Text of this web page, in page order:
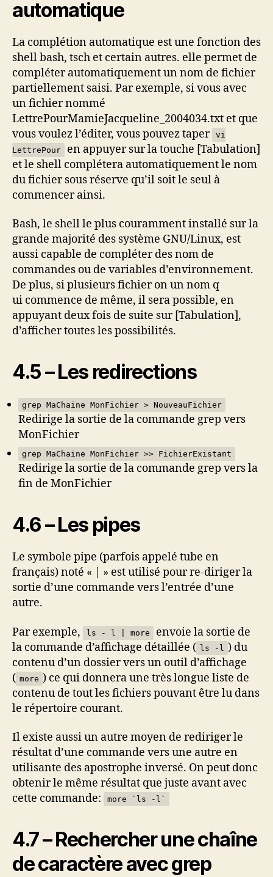
automatique
La complétion automatique est une fonction des
shell bash, tsch et certain autres. elle permet de
compléter automatiquement un nom de fichier
partiellement saisi. Par exemple, si vous avec
un fichier nommé
LettrePourMamieJacqueline_2004034.txt et que
vous voulez l’éditer, vous pouvez taper vi
LettrePour
en appuyer sur la touche [Tabulation]
et le shell complétera automatiquement le nom
du fichier sous réserve qu’il soit le seul à
commencer ainsi.
Bash, le shell le plus couramment installé sur la
grande majorité des système GNU/Linux, est
aussi capable de compléter des nom de
commandes ou de variables d’environnement.
De plus, si plusieurs fichier on un nom q
ui commence de même, il sera possible, en
appuyant deux fois de suite sur [Tabulation],
d’afficher toutes les possibilités.
4.5 – Les redirections
grep MaChaine MonFichier > NouveauFichier
Redirige la sortie de la commande grep vers
MonFichier
grep MaChaine MonFichier >> FichierExistant
Redirige la sortie de la commande grep vers la
fin de MonFichier
4.6 – Les pipes
Le symbole pipe (parfois appelé tube en
français) noté « | » est utilisé pour re-diriger la
sortie d’une commande vers l’entrée d’une
autre.
Par exemple, ls - l | more
envoie la sortie de
la commande d’affichage détaillée ( ls -l ) du
contenu d’un dossier vers un outil d’affichage
( more ) ce qui donnera une très longue liste de
contenu de tout les fichiers pouvant être lu dans
le répertoire courant.
Il existe aussi un autre moyen de rediriger le
résultat d’une commande vers une autre en
utilisante des apostrophe inversé. On peut donc
obtenir le même résultat que juste avant avec
cette commande:
more `ls -l`
4.7 – Rechercher une chaîne
de caractère avec grep